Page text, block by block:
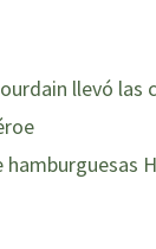
llevó las